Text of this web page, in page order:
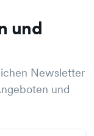
und
Newsletter
und